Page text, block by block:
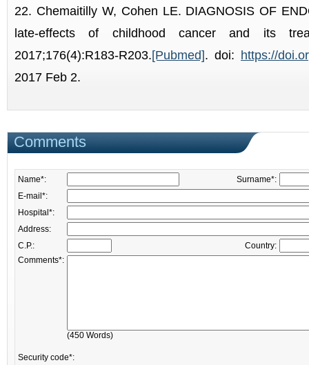
22. Chemaitilly W, Cohen LE. DIAGNOSIS OF
late-effects of childhood cancer and its
2017;176(4):R183-R203.[Pubmed]. doi: https://
2017 Feb 2.
Comments
Name*:
Surname*:
E-mail*:
Hospital*:
Address:
C.P.:
Country:
Comments*:
(450 Words)
Security code*: